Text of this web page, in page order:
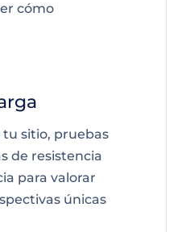
cómo
sitio, pruebas
de resistencia
para valorar
únicas